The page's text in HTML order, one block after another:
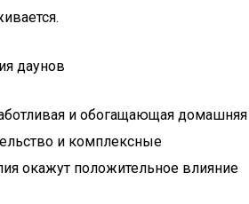
и обогащающая домашняя
и комплексные
окажут положительное влияние